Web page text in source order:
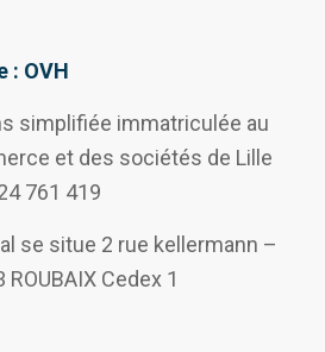
: OVH
simplifiée immatriculée au
et des sociétés de Lille
761 419
se situe 2 rue kellermann –
Cedex 1